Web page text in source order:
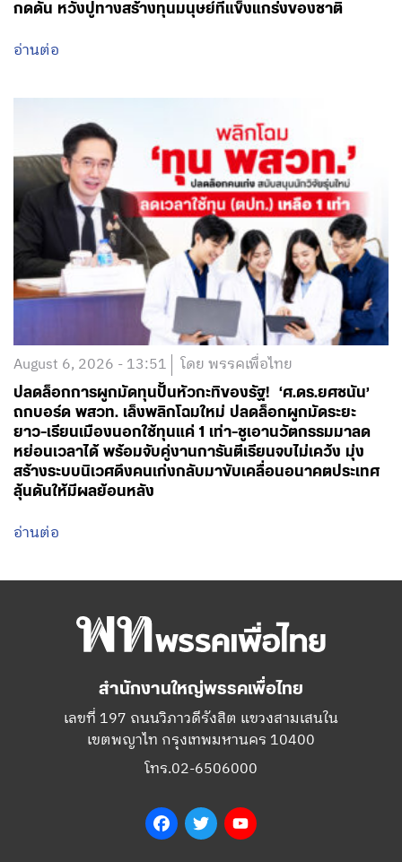
กดดัน หวังปูทางสร้างทุนมนุษย์ที่แข็งแกร่งของชาติ
อ่านต่อ
August 6, 2026 - 13:51 โดย พรรคเพื่อไทย
ปลดล็อกการผูกมัดทุนปั้นหัวกะทิของรัฐ! ‘ศ.ดร.ยศชนัน’
ถกบอร์ด พสวท. เล็งพลิกโฉมใหม่ ปลดล็อกผูกมัดระยะ
ยาว-เรียนเมืองนอกใช้ทุนแค่ 1 เท่า-ชูเอานวัตกรรมมาลด
หย่อนเวลาได้ พร้อมจับคู่งานการันตีเรียนจบไม่เคว้ง มุ่ง
สร้างระบบนิเวศดึงคนเก่งกลับมาขับเคลื่อนอนาคตประเทศ
ลุ้นดันให้มีผลย้อนหลัง
อ่านต่อ
สำนักงานใหญ่พรรคเพื่อไทย
เลขที่ 197 ถนนวิภาวดีรังสิต แขวงสามเสนใน
เขตพญาไท กรุงเทพมหานคร 10400
โทร.02-6506000
FacebookTwitter